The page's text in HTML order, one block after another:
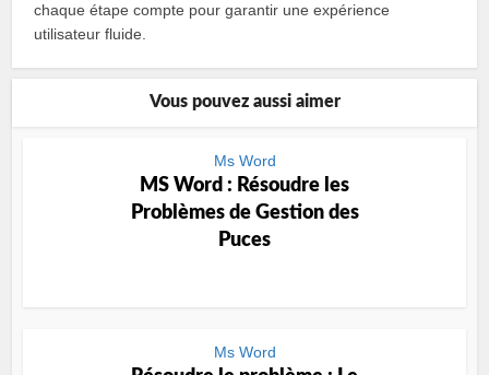
chaque étape compte pour garantir une expérience
utilisateur fluide.
Vous pouvez aussi aimer
Ms Word
MS Word : Résoudre les
Problèmes de Gestion des
Puces
Ms Word